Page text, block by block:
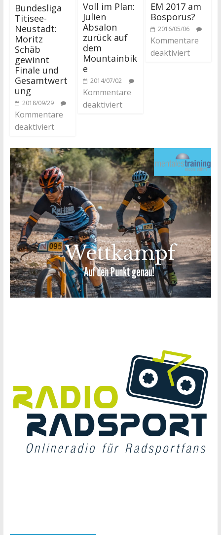
Bundesliga
Titisee-
Neustadt:
Moritz
Schäb
gewinnt
Finale und
Gesamtwert
ung
2018/09/29
Kommentare
deaktiviert
Voll im Plan:
Julien
Absalon
zurück auf
dem
Mountainbik
e
2014/07/02
Kommentare
deaktiviert
EM 2017 am
Bosporus?
2016/05/06
Kommentare
deaktiviert